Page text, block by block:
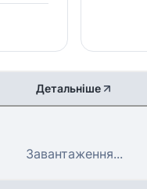
Детальніше
Завантаження...